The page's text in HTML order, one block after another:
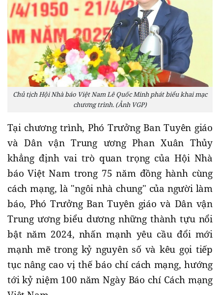
Chủ tịch Hội Nhà báo Việt Nam Lê Quốc Minh phát biểu khai mạc
chương trình. (Ảnh VGP)
Tại chương trình, Phó Trưởng Ban Tuyên giáo
và Dân vận Trung ương Phan Xuân Thủy
khẳng định vai trò quan trọng của Hội Nhà
báo Việt Nam trong 75 năm đồng hành cùng
cách mạng, là "ngôi nhà chung" của người làm
báo, Phó Trưởng Ban Tuyên giáo và Dân vận
Trung ương biểu dương những thành tựu nổi
bật năm 2024, nhấn mạnh yêu cầu đổi mới
mạnh mẽ trong kỷ nguyên số và kêu gọi tiếp
tục nâng cao vị thế báo chí cách mạng, hướng
tới kỷ niệm 100 năm Ngày Báo chí Cách mạng